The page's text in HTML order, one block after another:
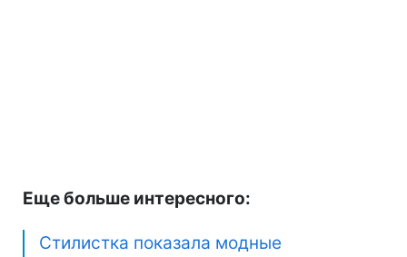
Еще больше интересного:
Стилистка показала модные